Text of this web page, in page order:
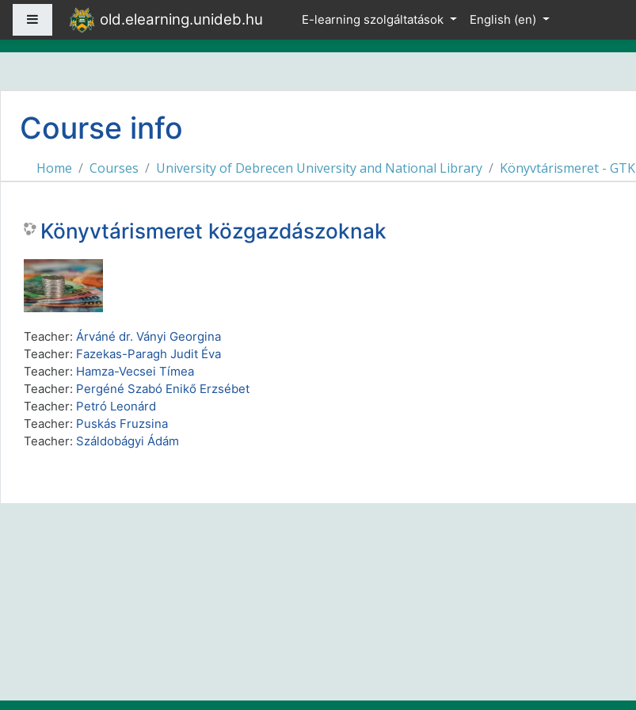
Skip to main content
Side panel old.elearning.unideb.hu E-learning szolgáltatások English ‎(en)‎
Course info
Home Courses University of Debrecen University and National Library Könyvtárismeret - GTK
Könyvtárismeret közgazdászoknak
Teacher: Árváné dr. Ványi Georgina
Teacher: Fazekas-Paragh Judit Éva
Teacher: Hamza-Vecsei Tímea
Teacher: Pergéné Szabó Enikő Erzsébet
Teacher: Petró Leonárd
Teacher: Puskás Fruzsina
Teacher: Száldobágyi Ádám